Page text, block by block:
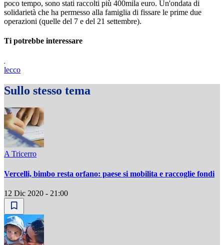
poco tempo, sono stati raccolti più 400mila euro. Un'ondata di
solidarietà che ha permesso alla famiglia di fissare le prime due
operazioni (quelle del 7 e del 21 settembre).
Ti potrebbe interessare
lecco
Sullo stesso tema
A Tricerro
Vercelli, bimbo resta orfano: paese si mobilita e raccoglie fondi
12 Dic 2020 - 21:00